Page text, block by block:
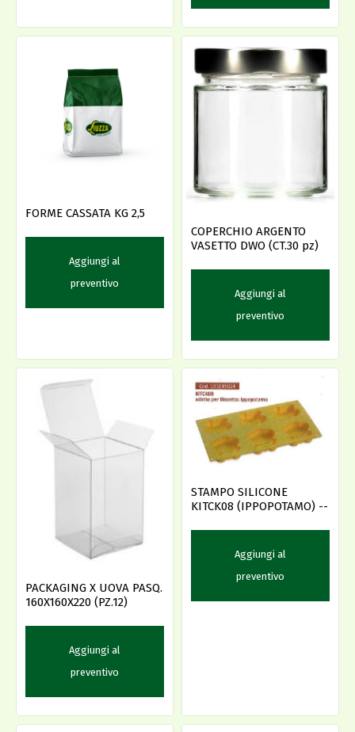
FORME CASSATA KG 2,5
Aggiungi al
preventivo
COPERCHIO ARGENTO
VASETTO DWO (CT.30 pz)
Aggiungi al
preventivo
PACKAGING X UOVA PASQ.
160X160X220 (PZ.12)
Aggiungi al
preventivo
STAMPO SILICONE
KITCK08 (IPPOPOTAMO) --
Aggiungi al
preventivo